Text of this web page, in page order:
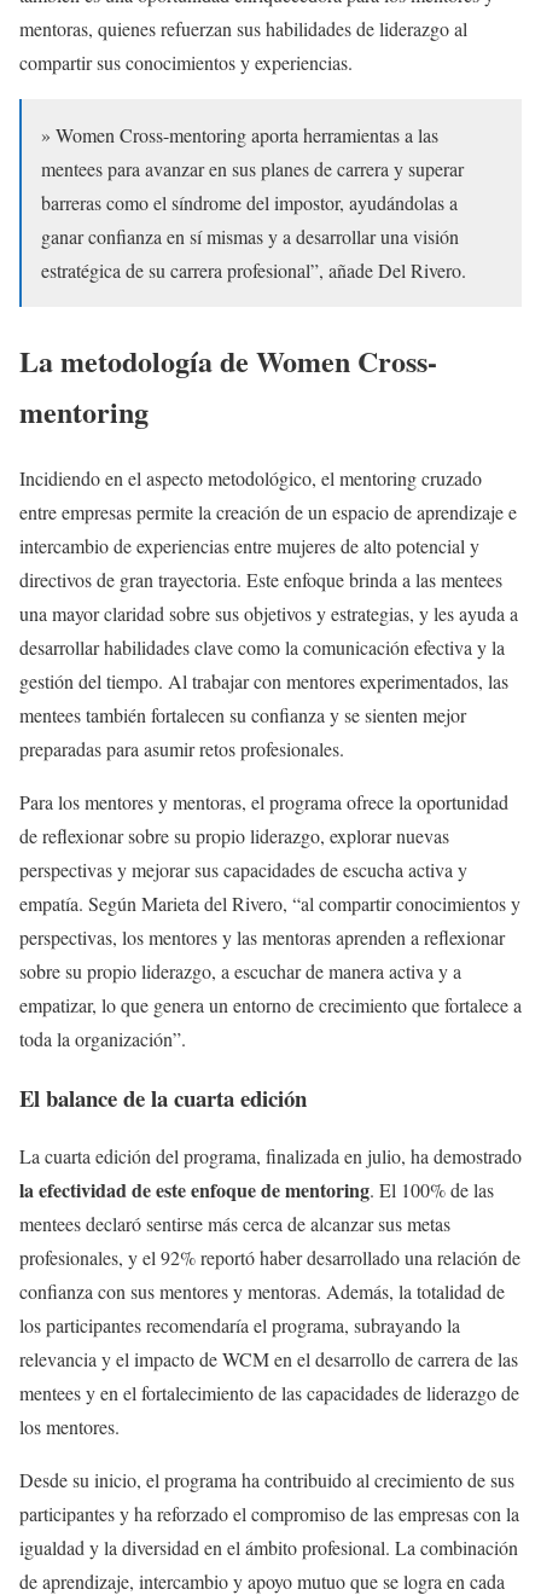
mentoras, quienes refuerzan sus habilidades de liderazgo al
compartir sus conocimientos y experiencias.
» Women Cross-mentoring aporta herramientas a las
mentees para avanzar en sus planes de carrera y superar
barreras como el síndrome del impostor, ayudándolas a
ganar confianza en sí mismas y a desarrollar una visión
estratégica de su carrera profesional”, añade Del Rivero.
La metodología de Women Cross-
mentoring
Incidiendo en el aspecto metodológico, el mentoring cruzado
entre empresas permite la creación de un espacio de aprendizaje e
intercambio de experiencias entre mujeres de alto potencial y
directivos de gran trayectoria. Este enfoque brinda a las mentees
una mayor claridad sobre sus objetivos y estrategias, y les ayuda a
desarrollar habilidades clave como la comunicación efectiva y la
gestión del tiempo. Al trabajar con mentores experimentados, las
mentees también fortalecen su confianza y se sienten mejor
preparadas para asumir retos profesionales.
Para los mentores y mentoras, el programa ofrece la oportunidad
de reflexionar sobre su propio liderazgo, explorar nuevas
perspectivas y mejorar sus capacidades de escucha activa y
empatía. Según Marieta del Rivero, “al compartir conocimientos y
perspectivas, los mentores y las mentoras aprenden a reflexionar
sobre su propio liderazgo, a escuchar de manera activa y a
empatizar, lo que genera un entorno de crecimiento que fortalece a
toda la organización”.
El balance de la cuarta edición
La cuarta edición del programa, finalizada en julio, ha demostrado
la efectividad de este enfoque de mentoring. El 100% de las
mentees declaró sentirse más cerca de alcanzar sus metas
profesionales, y el 92% reportó haber desarrollado una relación de
confianza con sus mentores y mentoras. Además, la totalidad de
los participantes recomendaría el programa, subrayando la
relevancia y el impacto de WCM en el desarrollo de carrera de las
mentees y en el fortalecimiento de las capacidades de liderazgo de
los mentores.
Desde su inicio, el programa ha contribuido al crecimiento de sus
participantes y ha reforzado el compromiso de las empresas con la
igualdad y la diversidad en el ámbito profesional. La combinación
de aprendizaje, intercambio y apoyo mutuo que se logra en cada